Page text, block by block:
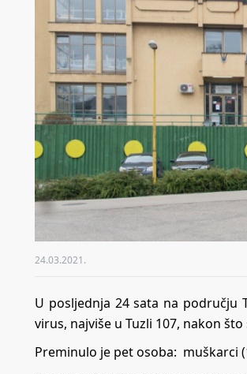
24.03.2021.
U posljednja 24 sata na području
virus, najviše u Tuzli 107, nakon
Preminulo je pet osoba: muškarci